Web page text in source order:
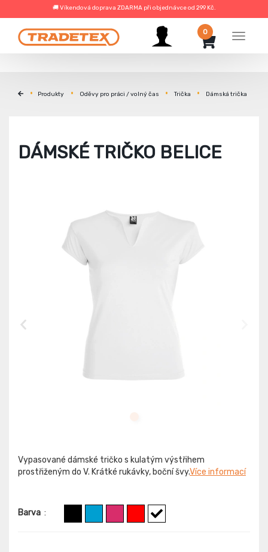
🚚 Víkendová doprava ZDARMA při objednávce od 299 Kč.
Menu
0
Produkty Oděvy pro práci / volný čas Trička Dámská trička
DÁMSKÉ TRIČKO BELICE
Vypasované dámské tričko s kulatým výstřihem
prostřiženým do V. Krátké rukávky, boční švy.Více informací
Barva :